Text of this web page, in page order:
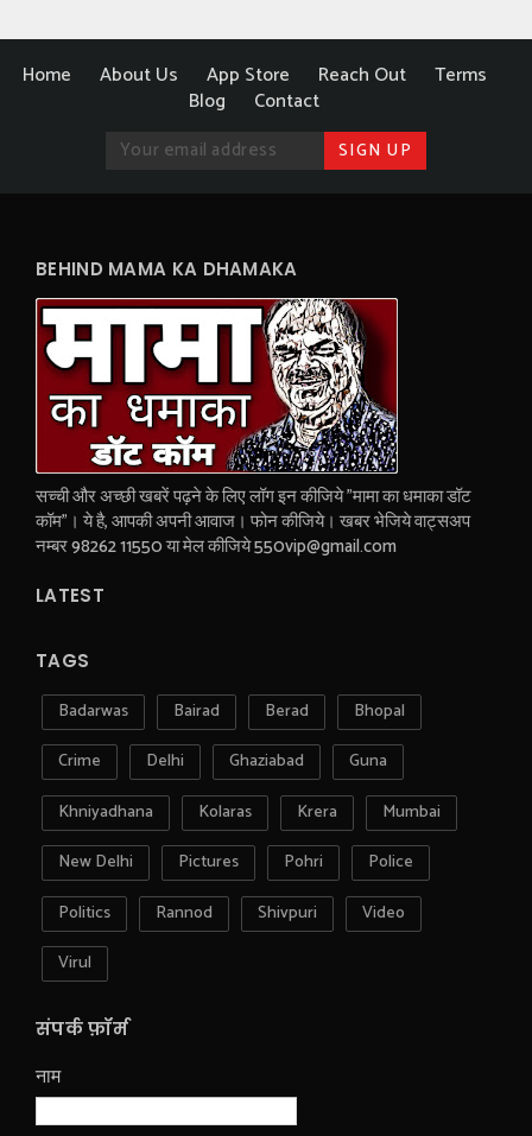
Home About Us App Store Reach Out
Terms
Blog
Contact
BEHIND MAMA KA DHAMAKA
सच्ची और अच्छी खबरें पढ़ने के लिए लॉग इन कीजिये "मामा का धमाका डॉट
कॉम"। ये है, आपकी अपनी आवाज। फोन कीजिये। खबर भेजिये वाट्सअप
नम्बर 98262 11550 या मेल कीजिये 550vip@gmail.com
LATEST
TAGS
Badarwas Bairad Berad
Bhopal
Crime
Delhi Ghaziabad
Guna
Khniyadhana
Kolaras Krera
Mumbai
New Delhi
Pictures Pohri
Police
Politics
Rannod Shivpuri
Video
Virul
संपर्क फ़ॉर्म
नाम